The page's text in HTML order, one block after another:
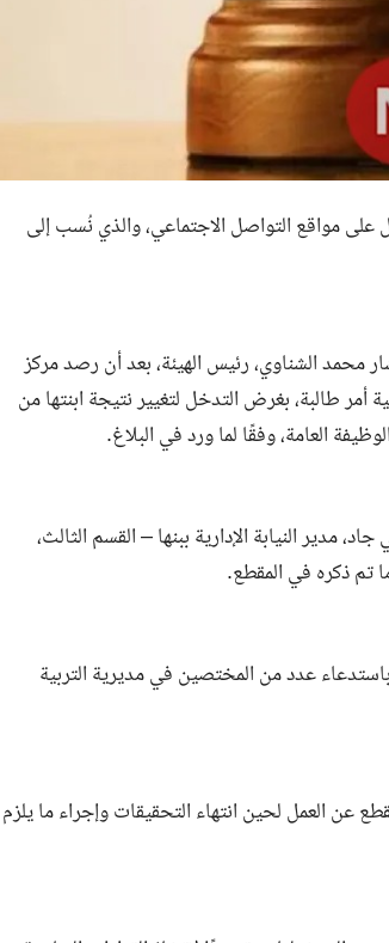
على مواقع التواصل الاجتماعي، والذي نُسب إلى
محمد الشناوي، رئيس الهيئة، بعد أن رصد مركز
طالبة، بغرض التدخل لتغيير نتيجة ابنتها من
العامة، وفقًا لما ورد في البلاغ.
مدير النيابة الإدارية ببنها – القسم الثالث،
تم ذكره في المقطع.
عدد من المختصين في مديرية التربية
عن العمل لحين انتهاء التحقيقات وإجراء ما يلزم